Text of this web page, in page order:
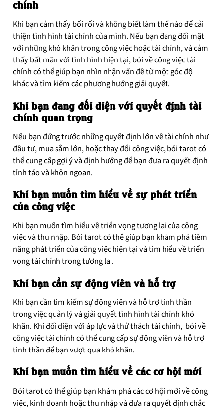
chính
Khi bạn cảm thấy bối rối và không biết làm thế nào để cải
thiện tình hình tài chính của mình. Nếu bạn đang đối mặt
với những khó khăn trong công việc hoặc tài chính, và cảm
thấy bất mãn với tình hình hiện tại, bói về công việc tài
chính có thể giúp bạn nhìn nhận vấn đề từ một góc độ
khác và tìm kiếm các phương hướng giải quyết.
Khi bạn đang đối diện với quyết định tài
chính quan trọng
Nếu bạn đứng trước những quyết định lớn về tài chính như
đầu tư, mua sắm lớn, hoặc thay đổi công việc, bói tarot có
thể cung cấp gợi ý và định hướng để bạn đưa ra quyết định
tỉnh táo và khôn ngoan.
Khi bạn muốn tìm hiểu về sự phát triển
của công việc
Khi bạn muốn tìm hiểu về triển vọng tương lai của công
việc và thu nhập. Bói tarot có thể giúp bạn khám phá tiềm
năng phát triển của công việc hiện tại và tìm hiểu về triển
vọng tài chính trong tương lai.
Khi bạn cần sự động viên và hỗ trợ
Khi bạn cần tìm kiếm sự động viên và hỗ trợ tinh thần
trong việc quản lý và giải quyết tình hình tài chính khó
khăn. Khi đối diện với áp lực và thử thách tài chính, bói về
công việc tài chính có thể cung cấp sự động viên và hỗ trợ
tinh thần để bạn vượt qua khó khăn.
Khi bạn muốn tìm hiểu về các cơ hội mới
Bói tarot có thể giúp bạn khám phá các cơ hội mới về công
việc, kinh doanh hoặc thu nhập và đưa ra quyết định chắc